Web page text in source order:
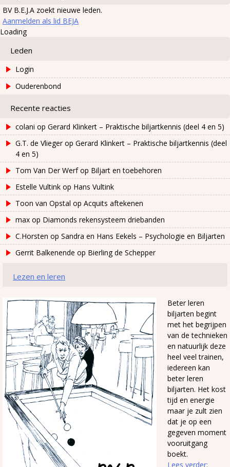
BV B.E.J.A zoekt nieuwe leden.
Aanmelden als lid BEJA
Loading
Leden
Login
Ouderenbond
Recente reacties
colani op Gerard Klinkert – Praktische biljartkennis (deel 4 en 5)
G.T. de Vliegerop Gerard Klinkert – Praktische biljartkennis (deel
4 en 5)
Tom Van Der Werfop Biljart en toebehoren
Estelle Vultink op Hans Vultink
Toon van Opstal op Acquits aftekenen
max op Diamonds rekensysteem driebanden
C.Horsten op Sandra en Hans Eekels – Psychologie en Biljarten
Gerrit Balkenende op Bierling de Schepper
Lezen en leren
Beter leren
biljarten begint
met het begrijpen
van de technieken
en natuurlijk deze
heel veel trainen,
iedereen kan
beter leren
biljarten. Het kost
tijd en energie
maar je zult zien
dat je op een
gegeven moment
vooruitgang
boekt.
Lees verder: